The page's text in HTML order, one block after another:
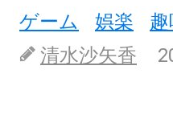
ゲーム 娯楽
清水沙矢香